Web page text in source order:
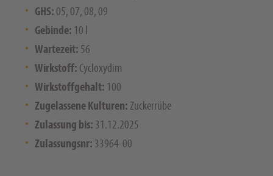
GHS: 05, 07, 08, 09
Gebinde: 10 l
Wartezeit: 56
Wirkstoff: Cycloxydim
Wirkstoffgehalt: 100
Zugelassene Kulturen: Zuckerrübe
Zulassung bis: 31.12.2025
Zulassungsnr: 33964-00